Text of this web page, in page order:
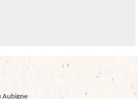
Aubigne